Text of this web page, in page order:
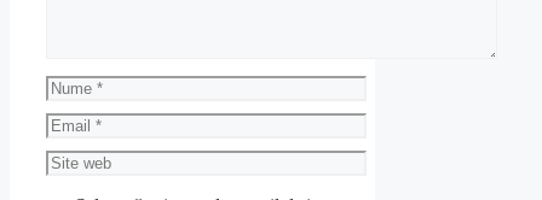
Nume
Email
Site
web